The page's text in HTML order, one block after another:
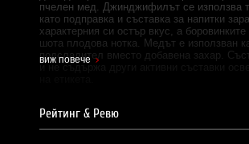
пчелен мед. Джинджифилът се използва
като подправка и съставка за напитки
характерния си остър вкус, а
шота плодова нотка. Медът е използван
подсладител вместо добавена захар.
и не съдържа други активни съставки
от разреждане с вода или смесване с
Преди отваряне се препоръчва да се
виж повече
Рейтинг & Ревю